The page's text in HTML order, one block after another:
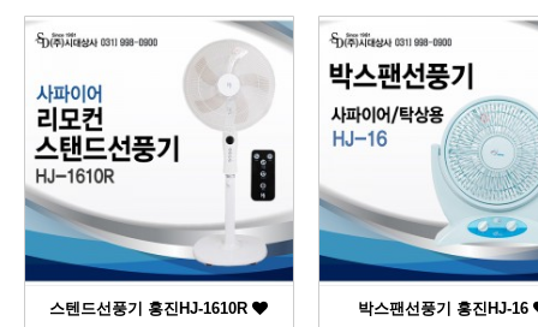
스텐드선풍기 홍진HJ-1610R 박스팬선풍기 홍진HJ-16